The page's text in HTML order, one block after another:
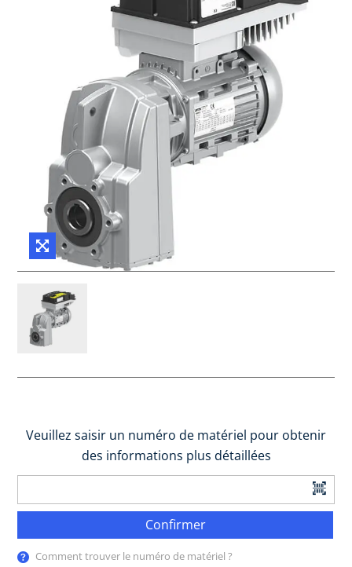
Veuillez saisir un numéro de matériel pour obtenir
des informations plus détaillées
Confirmer
Comment trouver le numéro de matériel ?